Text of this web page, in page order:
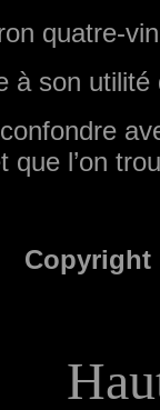
quatre-
à son
que l’on
Copyright